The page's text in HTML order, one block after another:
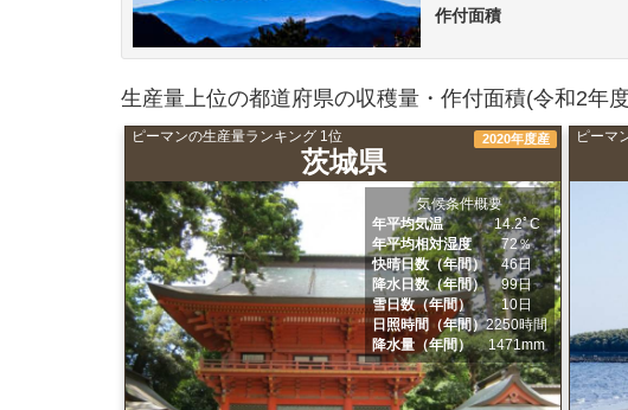
作付面積
生産量上位の都道府県の収穫量・作付面積(令和2年
ピーマンの生産量ランキング 1位
茨城県
2020年度産
気候条件概要
年平均気温
14.2ﾟC
年平均相対湿度
72％
快晴日数（年間）
46日
降水日数（年間）
99日
雪日数（年間）
10日
日照時間（年間）2250時間
降水量（年間）
1471mm
ピーマ